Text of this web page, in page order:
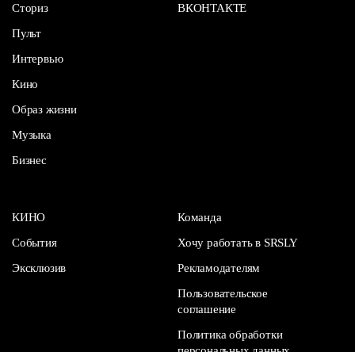
Сториз
Пульт
Интервью
Кино
Образ жизни
Музыка
Бизнес
ВКОНТАКТЕ
КИНО
События
Эксклюзив
Команда
Хочу работать в SRSLY
Рекламодателям
Пользовательское
соглашение
Политика обработки